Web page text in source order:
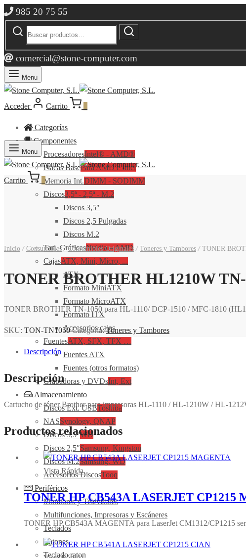
985 20 75 55
Buscar
Buscar
comercial@stone-computer.com
Menu
Acceder Carrito
Categorías
Componentes
ProcesadoresIntel® - AMD®
Placas BasePara AMD e Intel
Memoria Int.DIMM - SODIMM
Discos3,5ª - 2,5ª - M.2
Discos 3,5″
Discos 2,5 Pulgadas
Discos M.2
Tarj. GráficasNvidia – AMD
CajasATX, Mini, Micro, ...
ATX
Formato MiniATX
Formato MicroATX
Formato ITX
Accesorios cajas
FuentesATX, SFX, TFX …
Fuentes ATX
Fuentes (otros formatos)
Grabadoras y DVDsInt, Ext
Almacenamiento
Discos Ext. USBToshiba
NASSynology, QNAP
Discos 3,5″WD
Discos 2,5″Samsung, Kingston
Discos M.2Samsung, WD
Accesorios DiscosTooq
Periféricos
Monitores y Televisores
Multifunciones, Impresoras y Escáneres
Teclados
Ratones
Teclado raton
Menu
Carrito
Inicio / Consumibles / Consumibles Originales / Toneres y Tambores /TONER
TONER BROTHER HL1210W
TONER BROTHER TN-1050 para HL-1110/ DCP-1510 / MFC-1810
SKU: TON-TN1050 Categoría:Toneres y Tambores
Descripción
Descripción
Cartucho de tóner Brother para impresoras HL-1110 / HL-1210W / HL-
Productos relacionados
Vista Rápida
TONER HP CB543A LASERJET CP1215
TONER HP CB543A MAGENTA para LaserJet CM1312/CP1215